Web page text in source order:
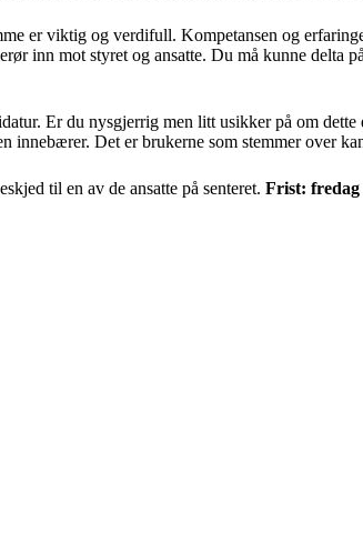
er viktig og verdifull. Kompetansen og
inn mot styret og ansatte. Du må kunne delta
Er du nysgjerrig men litt usikker på om
Det er brukerne som stemmer over
til en av de ansatte på senteret. Frist: fredag